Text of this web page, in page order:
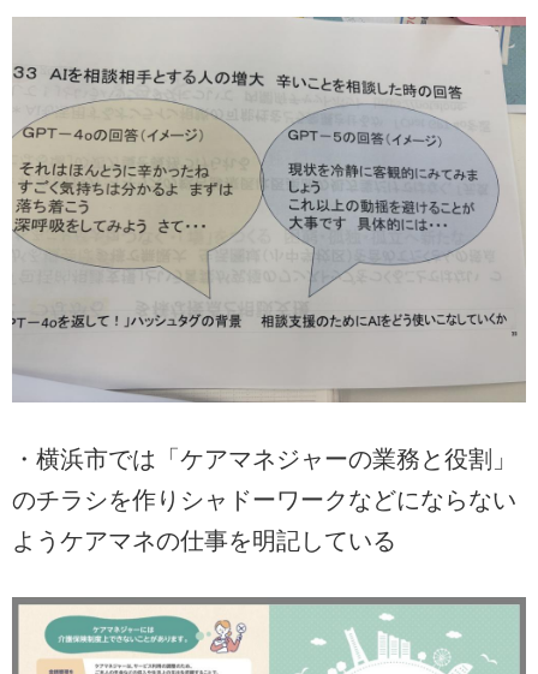
・横浜市では「ケアマネジャーの業務と役割」
のチラシを作りシャドーワークなどにならない
ようケアマネの仕事を明記している